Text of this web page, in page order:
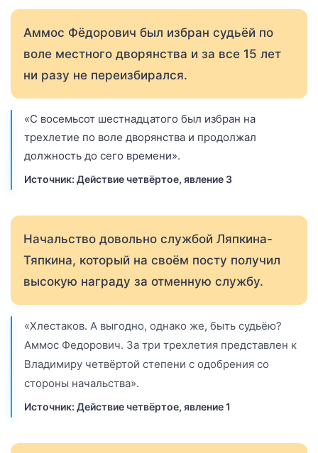
Аммос Фёдорович был избран судьёй по
воле местного дворянства и за все 15 лет
ни разу не переизбирался.
«С восемьсот шестнадцатого был избран на
трехлетие по воле дворянства и продолжал
должность до сего времени».
Источник: Действие четвёртое, явление 3
Начальство довольно службой Ляпкина-
Тяпкина, который на своём посту получил
высокую награду за отменную службу.
«Хлестаков. А выгодно, однако же, быть судьёю?
Аммос Федорович. За три трехлетия представлен к
Владимиру четвёртой степени с одобрения со
стороны начальства».
Источник: Действие четвёртое, явление 1